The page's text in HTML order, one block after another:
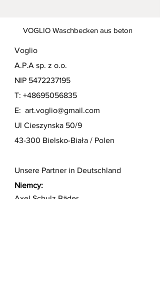
VOGLIO Waschbecken aus beton
Voglio
A.P.A sp. z o.o.
NIP 5472237195
T: +48695056835
E: art.voglio@gmail.com
Ul Cieszynska 50/9
43-300 Bielsko-Biała / Polen
Unsere Partner in Deutschland
Niemcy:
Axel Schulz Bäder